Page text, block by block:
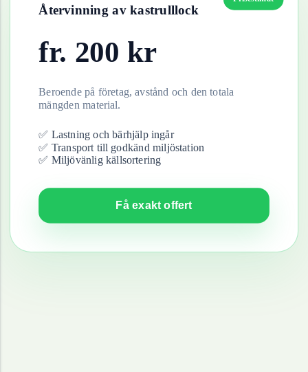
Återvinning av kastrulllock
fr. 200 kr
Beroende på företag, avstånd och den totala
mängden material.
✅ Lastning och bärhjälp ingår
✅ Transport till godkänd miljöstation
✅ Miljövänlig källsortering
Få exakt offert